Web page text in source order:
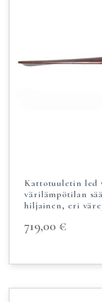
Kattotuuletin led
värilämpötilan
hiljainen, eri
719,00 €